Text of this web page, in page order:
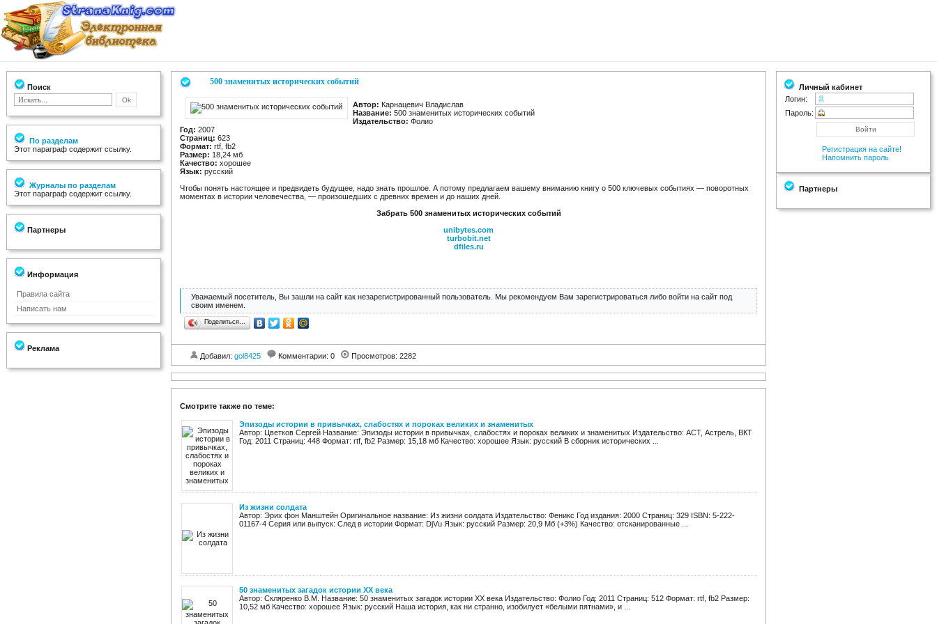
Поиск
По разделам
Этот параграф содержит ссылку.
Журналы по разделам
Этот параграф содержит ссылку.
Партнеры
Информация
Правила сайта
Написать нам
Реклама
500 знаменитых исторических событий
Автор: Карнацевич Владислав
Название: 500 знаменитых исторических событий
Издательство: Фолио
Год: 2007
Страниц: 623
Формат: rtf, fb2
Размер: 18,24 мб
Качество: хорошее
Язык: русский
Чтобы понять настоящее и предвидеть будущее, надо знать прошлое. А потому предлагаем вашему вниманию книгу о 500 ключевых событиях — поворотных
моментах в истории человечества, — произошедших с древних времен и до наших дней.
Забрать 500 знаменитых исторических событий
unibytes.com
turbobit.net
dfiles.ru
Уважаемый посетитель, Вы зашли на сайт как незарегистрированный пользователь. Мы рекомендуем Вам зарегистрироваться либо войти на сайт под
своим именем.
Поделиться…
Добавил: gol8425 Комментарии: 0 Просмотров: 2282
Смотрите также по теме:
Эпизоды истории в привычках, слабостях и пороках великих и знаменитых
Автор: Цветков Сергей Название: Эпизоды истории в привычках, слабостях и пороках великих и знаменитых Издательство: АСТ, Астрель, ВКТ
Год: 2011 Страниц: 448 Формат: rtf, fb2 Размер: 15,18 мб Качество: хорошее Язык: русский В сборник исторических ...
Из жизни солдата
Автор: Эрих фон Манштейн Оригинальное название: Из жизни солдата Издательство: Феникс Год издания: 2000 Страниц: 329 ISBN: 5-222-
01167-4 Серия или выпуск: След в истории Формат: DjVu Язык: русский Размер: 20,9 Мб (+3%) Качество: отсканированные ...
50 знаменитых загадок истории XX века
Автор: Скляренко В.М. Название: 50 знаменитых загадок истории XX века Издательство: Фолио Год: 2011 Страниц: 512 Формат: rtf, fb2 Размер:
10,52 мб Качество: хорошее Язык: русский Наша история, как ни странно, изобилует «белыми пятнами», и ...
Личный кабинет
Логин:
Пароль:
Регистрация на сайте!
Напомнить пароль
Партнеры